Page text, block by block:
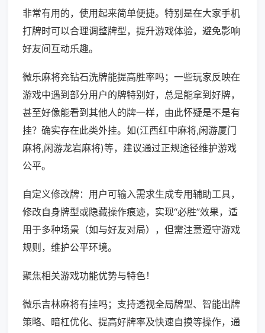
非常有用的，使用起来简单便捷。特别是在大家手机
打牌时可以合理调整牌型，提升游戏体验，避免影响
好友间互动乐趣。
微乐麻将充钻石洗牌能提高胜率吗；一些玩家反映在
游戏中遇到部分用户的牌特别好，总是能拿到好牌，
甚至好像能看到其他人的牌一样，由此怀疑是不是有
挂？确实存在此类外挂。如(江西红中麻将,闲游厦门
麻将,闲游龙岩麻将)等，建议通过正规途径维护游戏
公平。
自定义修改牌：用户可输入需求生成专用辅助工具，
修改自身牌型或隐藏操作痕迹，实现“必胜”效果，适
用于多种场景（如与好友对局），但需注意遵守游戏
规则，维护公平环境。
聚焦相关游戏功能优势与特色！
微乐吉林麻将有挂吗；支持透视全局牌型、智能出牌
策略、暗杠优化、提高好牌率及快速自摸等操作，通